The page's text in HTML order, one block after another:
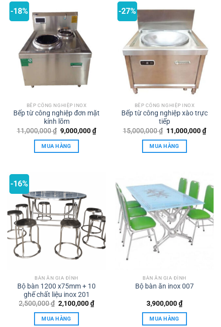
-18%
BẾP CÔNG NGHIỆP INOX
Bếp từ công nghiệp đơn mặt
kính lõm
11,000,000₫ Giá
gốc
là:
11,000,000 ₫.
9,000,000₫Giá
hiện
MUA HÀNG
-27%
BẾP CÔNG NGHIỆP INOX
Bếp từ công nghiệp xào trực
tiếp
15,000,000₫ Giá
gốc
là:
15,000,000 ₫.
11,000,000₫Giá
hiện
MUA HÀNG
-16%
BÀN ĂN GIA ĐÌNH
Bộ bàn 1200 x75mm + 10
ghế chất liệu inox 201
2,500,000₫ Giá
gốc
là:
2,500,000 ₫.
2,100,000₫Giá
hiện
MUA HÀNG
BÀN ĂN GIA ĐÌNH
Bộ bàn ăn inox 007
3,900,000₫
MUA HÀNG